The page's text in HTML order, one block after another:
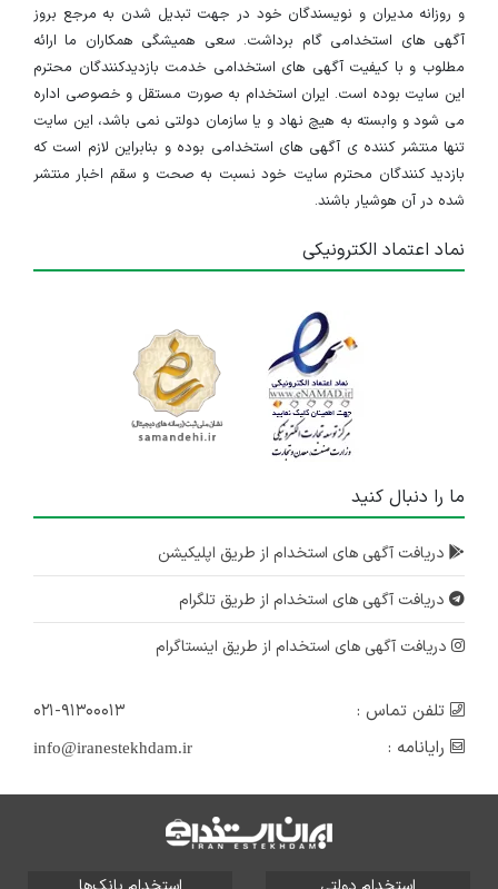
و روزانه مدیران و نویسندگان خود در جهت تبدیل شدن به مرجع بروز
آگهی های استخدامی گام برداشت. سعی همیشگی همکاران ما ارائه
مطلوب و با کیفیت آگهی های استخدامی خدمت بازدیدکنندگان محترم
این سایت بوده است. ایران استخدام به صورت مستقل و خصوصی اداره
می شود و وابسته به هیچ نهاد و یا سازمان دولتی نمی باشد، این سایت
تنها منتشر کننده ی آگهی های استخدامی بوده و بنابراین لازم است که
بازدید کنندگان محترم سایت خود نسبت به صحت و سقم اخبار منتشر
شده در آن هوشیار باشند.
نماد اعتماد الکترونیکی
ما را دنبال کنید
دریافت آگهی های استخدام از طریق اپلیکیشن
دریافت آگهی های استخدام از طریق تلگرام
دریافت آگهی های استخدام از طریق اینستاگرام
تلفن تماس :
۰۲۱-۹۱۳۰۰۰۱۳
رایانامه :
info@iranestekhdam.ir